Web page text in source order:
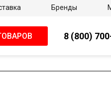
Бренды
8 (800)